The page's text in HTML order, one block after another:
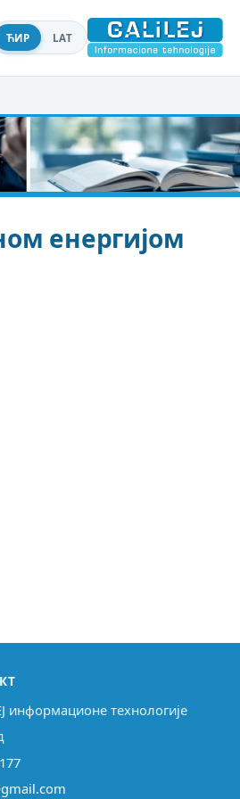
ЋИР LAT
енергијом
информационе технологије